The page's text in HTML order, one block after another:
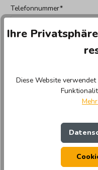
Telefonnummer*
Ihre
Diese Website